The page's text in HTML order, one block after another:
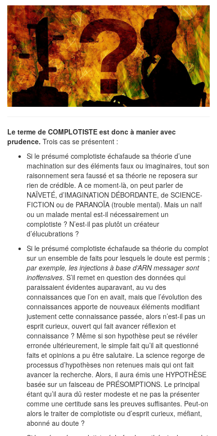
Le terme de COMPLOTISTE est donc à manier avec
prudence. Trois cas se présentent :
Si le présumé complotiste échafaude sa théorie d’une
machination sur des éléments faux ou imaginaires, tout son
raisonnement sera faussé et sa théorie ne reposera sur
rien de crédible. A ce moment-là, on peut parler de
NAÏVETÉ, d’IMAGINATION DÉBORDANTE, de SCIENCE-
FICTION ou de PARANOÏA (trouble mental). Mais un naïf
ou un malade mental est-il nécessairement un
complotiste ? N’est-il pas plutôt un créateur
d’élucubrations ?
Si le présumé complotiste échafaude sa théorie du complot
sur un ensemble de faits pour lesquels le doute est permis ;
par exemple, les injections à base d’ARN messager sont
inoffensives. S’il remet en question des données qui
paraissaient évidentes auparavant, au vu des
connaissances que l’on en avait, mais que l’évolution des
connaissances apporte de nouveaux éléments modifiant
justement cette connaissance passée, alors n’est-il pas un
esprit curieux, ouvert qui fait avancer réflexion et
connaissance ? Même si son hypothèse peut se révéler
erronée ultérieurement, le simple fait qu’il ait questionné
faits et opinions a pu être salutaire. La science regorge de
processus d’hypothèses non retenues mais qui ont fait
avancer la recherche. Alors, il aura émis une HYPOTHÈSE
basée sur un faisceau de PRÉSOMPTIONS. Le principal
étant qu’il aura dû rester modeste et ne pas la présenter
comme une certitude sans les preuves suffisantes. Peut-on
alors le traiter de complotiste ou d’esprit curieux, méfiant,
abonné au doute ?